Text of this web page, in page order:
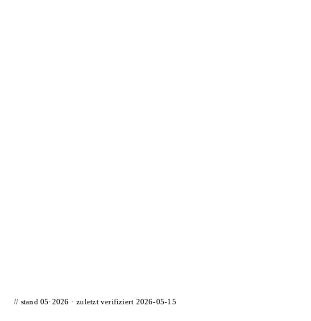
// stand 05·2026 · zuletzt verifiziert 2026-05-15